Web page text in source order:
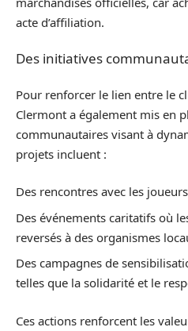
acte d’affiliation.
Des initiatives
Pour renforcer le lien entre le
Clermont a également mis en
communautaires visant à
projets incluent :
Des rencontres avec les
Des événements caritatifs où
reversés à des organismes
Des campagnes de
telles que la solidarité et le
Ces actions renforcent les